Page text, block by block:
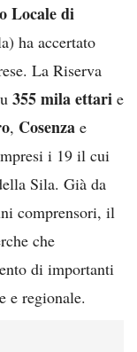
Locale di
ha accertato
La Riserva
355 mila ettari e
, Cosenza e
i 19 il cui
Sila. Già da
comprensori, il
che
di importanti
e regionale.